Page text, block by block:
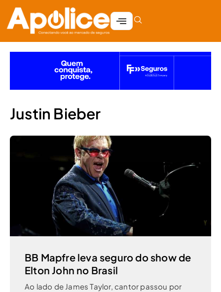
Justin Bieber
BB Mapfre leva seguro do show de
Elton John no Brasil
Ao lado de James Taylor, cantor passou por